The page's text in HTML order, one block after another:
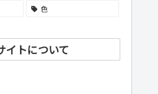
色
イトについて